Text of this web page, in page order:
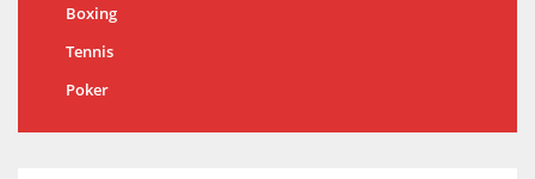
Boxing
Tennis
Poker